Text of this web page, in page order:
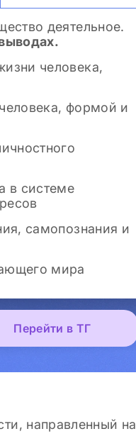
деятельное.
человека,
формой и
в системе
самопознания и
мира
Перейти в ТГ
направленный на